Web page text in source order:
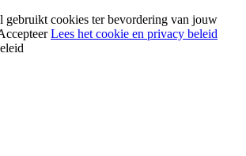
gebruikt cookies ter bevordering van jouw
Lees het cookie en privacy beleid